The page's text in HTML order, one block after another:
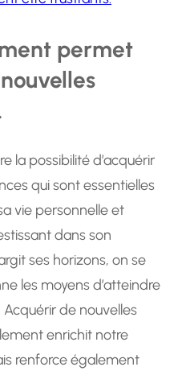
permet
la possibilité d’acquérir
qui sont essentielles
vie personnelle et
dans son
ses horizons, on se
les moyens d’atteindre
de nouvelles
enrichit notre
renforce également